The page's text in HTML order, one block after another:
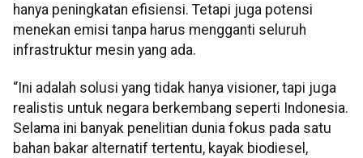
hanya peningkatan efisiensi. Tetapi juga potensi
menekan emisi tanpa harus mengganti seluruh
infrastruktur mesin yang ada.
“Ini adalah solusi yang tidak hanya visioner, tapi juga
realistis untuk negara berkembang seperti Indonesia.
Selama ini banyak penelitian dunia fokus pada satu
bahan bakar alternatif tertentu, kayak biodiesel,